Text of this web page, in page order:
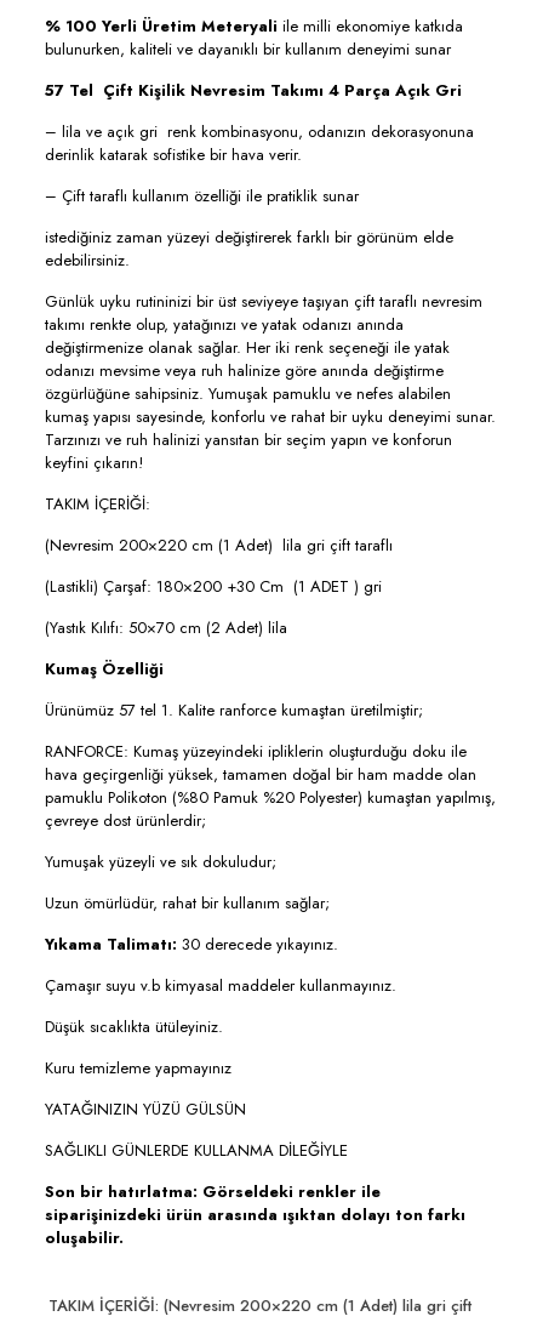
% 100 Yerli Üretim Meteryali ile milli ekonomiye katkıda
bulunurken, kaliteli ve dayanıklı bir kullanım deneyimi sunar
57 Tel Çift Kişilik Nevresim Takımı 4 Parça Açık Gri
– lila ve açık gri renk kombinasyonu, odanızın dekorasyonuna
derinlik katarak sofistike bir hava verir.
– Çift taraflı kullanım özelliği ile pratiklik sunar
istediğiniz zaman yüzeyi değiştirerek farklı bir görünüm elde
edebilirsiniz.
Günlük uyku rutininizi bir üst seviyeye taşıyan çift taraflı nevresim
takımı renkte olup, yatağınızı ve yatak odanızı anında
değiştirmenize olanak sağlar. Her iki renk seçeneği ile yatak
odanızı mevsime veya ruh halinize göre anında değiştirme
özgürlüğüne sahipsiniz. Yumuşak pamuklu ve nefes alabilen
kumaş yapısı sayesinde, konforlu ve rahat bir uyku deneyimi sunar.
Tarzınızı ve ruh halinizi yansıtan bir seçim yapın ve konforun
keyfini çıkarın!
TAKIM İÇERİĞİ:
(Nevresim 200×220 cm (1 Adet) lila gri çift taraflı
(Lastikli) Çarşaf: 180×200 +30 Cm (1 ADET ) gri
(Yastık Kılıfı: 50×70 cm (2 Adet) lila
Kumaş Özelliği
Ürünümüz 57 tel 1. Kalite ranforce kumaştan üretilmiştir;
RANFORCE: Kumaş yüzeyindeki ipliklerin oluşturduğu doku ile
hava geçirgenliği yüksek, tamamen doğal bir ham madde olan
pamuklu Polikoton (%80 Pamuk %20 Polyester) kumaştan yapılmış,
çevreye dost ürünlerdir;
Yumuşak yüzeyli ve sık dokuludur;
Uzun ömürlüdür, rahat bir kullanım sağlar;
Yıkama Talimatı: 30 derecede yıkayınız.
Çamaşır suyu v.b kimyasal maddeler kullanmayınız.
Düşük sıcaklıkta ütüleyiniz.
Kuru temizleme yapmayınız
YATAĞINIZIN YÜZÜ GÜLSÜN
SAĞLIKLI GÜNLERDE KULLANMA DİLEĞİYLE
Son bir hatırlatma: Görseldeki renkler ile
siparişinizdeki ürün arasında ışıktan dolayı ton farkı
oluşabilir.
TAKIM İÇERİĞİ: (Nevresim 200×220 cm (1 Adet) lila gri çift